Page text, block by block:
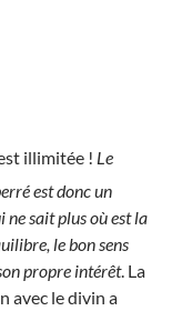
illimitée ! Le
est donc un
ne sait plus où est la
le bon sens
propre intérêt. La
avec le divin a